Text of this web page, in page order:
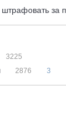
за
3225
2876 3